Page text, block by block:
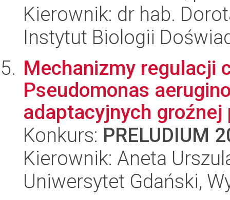
Kierownik: dr hab.
Instytut Biologii
Mechanizmy regulacji
Pseudomonas
adaptacyjnych groźnej
Konkurs: PRELUDIUM
Kierownik: Aneta
Uniwersytet Gdański,